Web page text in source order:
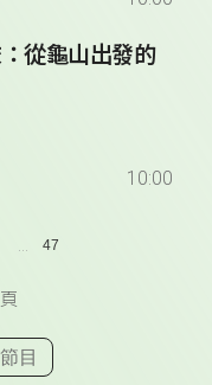
從龜山出發的
10:00
... 47
頁
單集
目